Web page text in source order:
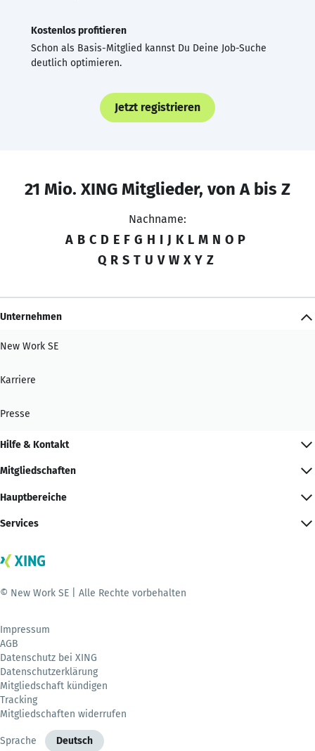
Kostenlos profitieren
Schon als Basis-Mitglied kannst Du Deine Job-Suche
deutlich optimieren.
Jetzt registrieren
21 Mio. XING Mitglieder, von A bis Z
Nachname:
A B C D E F G H I J K L M N O P
Q R S T U V W X Y Z
Unternehmen
New Work SE
Karriere
Presse
Hilfe & Kontakt
Mitgliedschaften
Hauptbereiche
Services
© New Work SE | Alle Rechte vorbehalten
Impressum
AGB
Datenschutz bei XING
Datenschutzerklärung
Mitgliedschaft kündigen
Tracking
Mitgliedschaften widerrufen
Sprache Deutsch